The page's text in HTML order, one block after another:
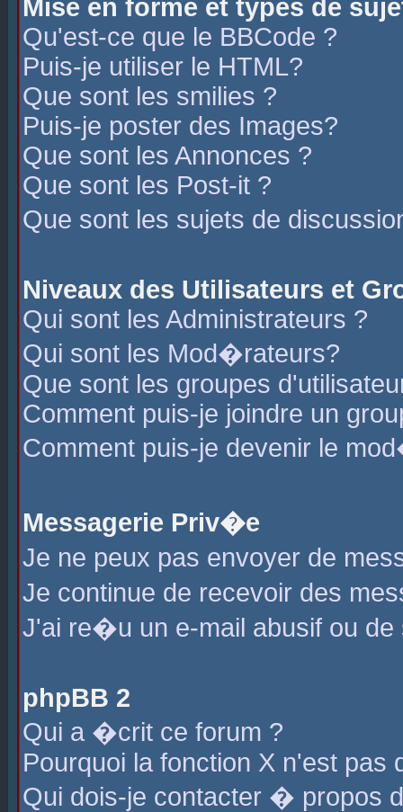
Mise en forme et types de
Qu'est-ce que le BBCode ?
Puis-je utiliser le HTML?
Que sont les smilies ?
Puis-je poster des Images?
Que sont les Annonces ?
Que sont les Post-it ?
Que sont les sujets de
Niveaux des Utilisateurs et
Qui sont les Administrateurs ?
Qui sont les Mod�rateurs?
Que sont les groupes
Comment puis-je joindre un
Comment puis-je devenir le
Messagerie Priv�e
Je ne peux pas envoyer de
Je continue de recevoir des
J'ai re�u un e-mail abusif ou de
phpBB 2
Qui a �crit ce forum ?
Pourquoi la fonction X n'est pas
Qui dois-je contacter � propos